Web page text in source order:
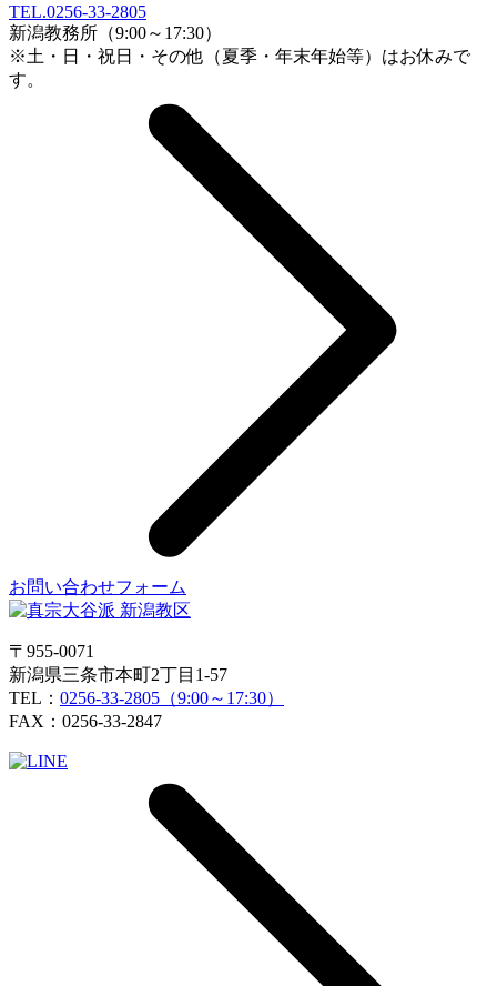
TEL.0256-33-2805
新潟教務所（9:00～17:30）
※土・日・祝日・その他（夏季・年末年始等）はお休みで
す。
お問い合わせフォーム
〒955-0071
新潟県三条市本町2丁目1-57
TEL： 0256-33-2805（9:00～17:30）
FAX：0256-33-2847